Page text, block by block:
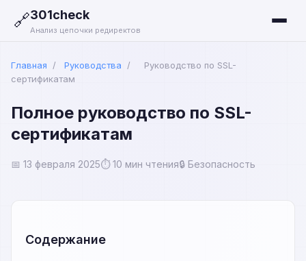
🔗301check
Анализ цепочки редиректов
Главная / Руководства /
Руководство по SSL-
сертификатам
Полное руководство по SSL-
сертификатам
📅 13 февраля 2025⏱️ 10 мин чтения🔒 Безопасность
Содержание